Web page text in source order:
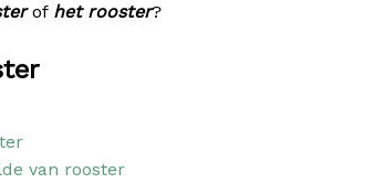
of het rooster?
van rooster